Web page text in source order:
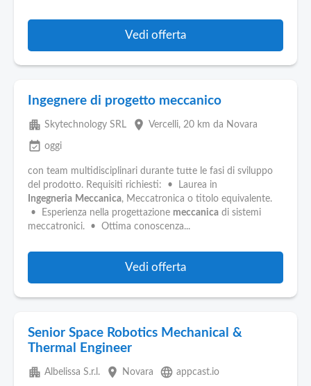
Vedi offerta
Ingegnere di progetto meccanico
apartment Skytechnology SRL place Vercelli, 20 km da Novara
event_available oggi
con team multidisciplinari durante tutte le fasi di sviluppo
del prodotto. Requisiti richiesti: • Laurea in
Ingegneria Meccanica, Meccatronica o titolo equivalente.
• Esperienza nella progettazione meccanica di sistemi
meccatronici. • Ottima conoscenza...
Vedi offerta
Senior Space Robotics Mechanical &
Thermal Engineer
apartment Albelissa S.r.l. place Novara language appcast.io